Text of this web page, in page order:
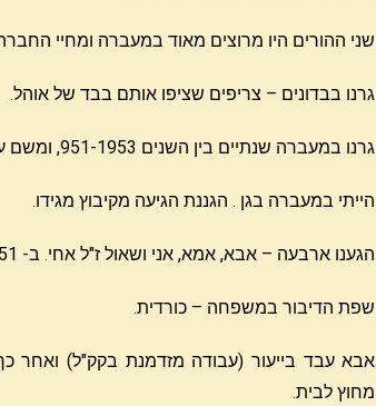
שני ההורים היו מרוצים מאוד במעברה ומחיי
גרנו בבדונים – צריפים שציפו אותם בבד של אוהל.
גרנו במעברה שנתיים בין השנים 951-1953, ומשם עברנו ליוקנעם למגורי קבע.
הייתי במעברה בגן . הגננת הגיעה מקיבוץ מגידו.
הגענו ארבעה – אבא, אמא, אני ושאול ז"ל אחי. ב- 1951, בארץ, נולדה אחות נוספת.
שפת הדיבור במשפחה – כורדית.
אבא עבד בייעור (עבודה מזדמנת בקק"ל)
מחוץ לבית.